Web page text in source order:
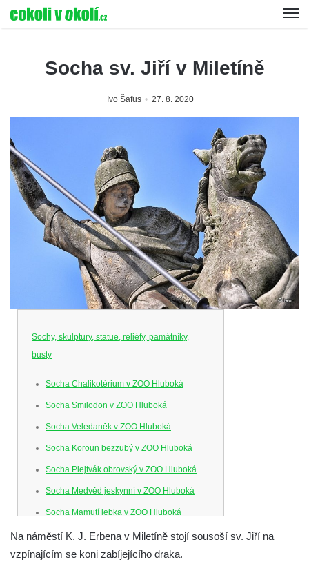
Socha sv. Jiří v Miletíně
Ivo Šafus 27. 8. 2020
Sochy, skulptury, statue, reliéfy, památníky,
busty
Socha Chalikotérium v ZOO Hluboká
Socha Smilodon v ZOO Hluboká
Socha Veledaněk v ZOO Hluboká
Socha Koroun bezzubý v ZOO Hluboká
Socha Plejtvák obrovský v ZOO Hluboká
Socha Medvěd jeskynní v ZOO Hluboká
Socha Mamutí lebka v ZOO Hluboká
Socha Mamut srstnatý v ZOO Hluboká
Socha Orel v ZOO Hluboká
Na náměstí K. J. Erbena v Miletíně stojí sousoší sv. Jiří na
vzpínajícím se koni zabíjejícího draka.